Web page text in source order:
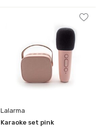
Lalarma
Karaoke set pink